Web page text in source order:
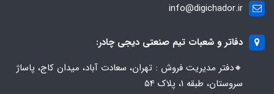
info@digichador.ir
دفاتر و شعبات تیم صنعتی دیجی چادر:
🔸️​​دفتر مدیریت فروش : تهران، سعادت آباد، میدان کاج، پاساژ
سروستان، طبقه 1، پلاک 54